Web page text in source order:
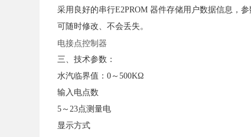
采用良好的串行E2PROM 器件存储用户数据信息，
可随时修改、不会丢失。
电接点控制器
三、技术参数：
水汽临界值：0～500KΩ
输入电点数
5～23点测量电
显示方式